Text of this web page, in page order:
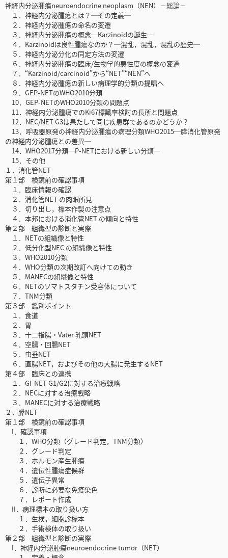
神経内分泌腫瘍neuroendocrine neoplasm（NEN）－総論－
１．神経内分泌腫瘍とは？─その定義─
２．神経内分泌腫瘍の命名の変遷
３．神経内分泌腫瘍の概念─Karzinoidの誕生─
４．Karzinoidは良性腫瘍なのか？─混乱，混乱，混乱の歴史─
５．神経内分泌分化の同定方法の変遷
６．神経内分泌腫瘍の臨床/生物学的悪性度の概念の変遷
７．“Karzinoid/carcinoid”から“NET”“NEN”へ
８．神経内分泌腫瘍の新しい病理学的分類の提唱へ
９．GEP-NETのWHO2010分類
10．GEP-NETのWHO2010分類の問題点
11．神経内分泌腫瘍でのKi67標識率検討の長所と問題点
12．NEC/NET G3は果たして同じ疾患群であるのかどうか？
13．呼吸器原発の神経内分泌腫瘍の病理分類WHO2015─膵消化管原発
の神経内分泌腫瘍との差異─
14．WHO2017分類─P-NETにおける新しい分類─
15．その他
１．消化管NET
第１部 検鏡前の確認事項
１．臨床情報の確認
２．消化管NET の肉眼所見
３．切り出し，標本作製の注意点
４．本邦における消化管NET の傾向と特性
第２部 組織型の診断と実際
１．NETの組織像と特性
２．低分化型NEC の組織像と特性
３．WHO2010分類
４．WHO分類の次期改訂へ向けての動き
５．MANECの組織像と特性
６．NETのソマトスタチン受容体について
７．TNM分類
第３部 鑑別ポイント
１．食道
２．胃
３．十二指腸・Vater 乳頭NET
４．空腸・回腸NET
５．虫垂NET
６．直腸NET，およびその他の大腸に発生するNET
第４部 臨床との連携
１．GI-NET G1/G2に対する治療戦略
２．NECに対する治療戦略
３．MANECに対する治療戦略
２．膵NET
第１部 検鏡前の確認事項
I．確認事項
１．WHO分類（グレード判定，TNM分類）
２．グレード判定
３．ホルモン産生腫瘍
４．遺伝性腫瘍症候群
５．遺伝子異常
６．診断に必要な免疫染色
７．レポート作成
II．病理標本の取り扱い方
１．生検，細胞診標本
２．手術検体の取り扱い
第２部 組織型と診断の実際
I．神経内分泌腫瘍neuroendocrine tumor（NET）